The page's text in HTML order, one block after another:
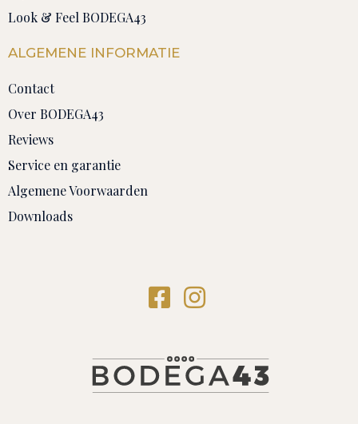
Look & Feel BODEGA43
ALGEMENE INFORMATIE
Contact
Over BODEGA43
Reviews
Service en garantie
Algemene Voorwaarden
Downloads